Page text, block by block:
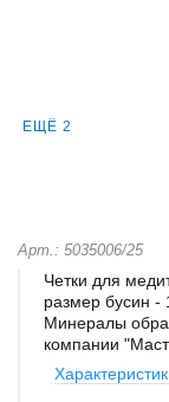
ЕЩЁ 2
Арт.: 5035006/25
Четки для
размер бусин -
Минералы
компании